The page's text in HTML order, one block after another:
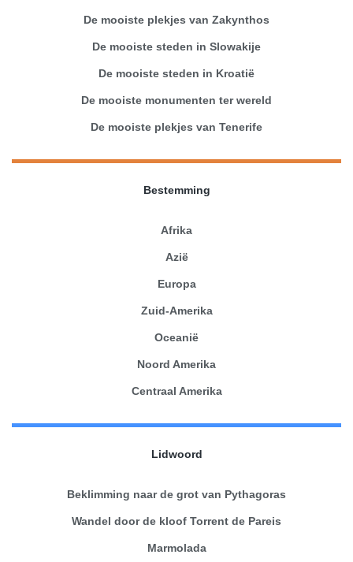
De mooiste plekjes van Zakynthos
De mooiste steden in Slowakije
De mooiste steden in Kroatië
De mooiste monumenten ter wereld
De mooiste plekjes van Tenerife
Bestemming
Afrika
Azië
Europa
Zuid-Amerika
Oceanië
Noord Amerika
Centraal Amerika
Lidwoord
Beklimming naar de grot van Pythagoras
Wandel door de kloof Torrent de Pareis
Marmolada